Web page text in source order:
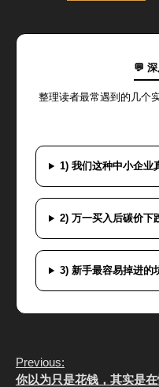
💬
整理读者最常遇到的几个
1) 我们这种中小企业
2) 万一买入后碳价下
3) 新手最容易掉进的
C
o
Previous:
你以为只是花钱，其实是